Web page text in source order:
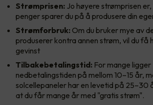
Strømprisen: Jo høyere strømprisen
penger sparer du på å produsere din
Strømforbruk: Om du bruker mye av
produserer kontra annen strøm, vil du få
gevinst
Tilbakebetalingstid: For mange ligger
nedbetalingstiden på mellom 10–15 år,
solcellepaneler har en levetid på 25–30
at du får mange år med "gratis strøm".